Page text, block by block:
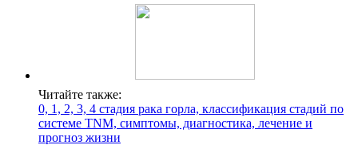
Читайте также:
0, 1, 2, 3, 4 стадия рака горла, классификация стадий по
системе TNM, симптомы, диагностика, лечение и
прогноз жизни